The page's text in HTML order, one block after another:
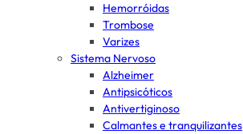
Hemorróidas
Trombose
Varizes
Sistema Nervoso
Alzheimer
Antipsicóticos
Antivertiginoso
Calmantes e tranquilizantes